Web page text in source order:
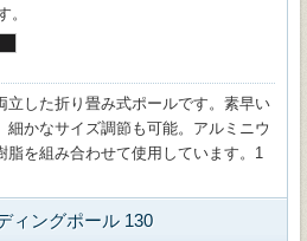
。
立した折り畳み式ポールです。素早い
かなサイズ調節も可能。アルミニウ
脂を組み合わせて使用しています。1
ィングポール 130